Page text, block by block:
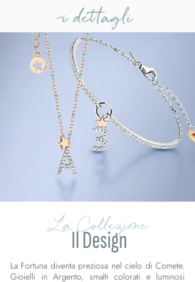
i dettagli
La Collezione
Il Design
La Fortuna diventa preziosa nel cielo di Comete.
Gioielli in Argento, smalti colorati e luminosi